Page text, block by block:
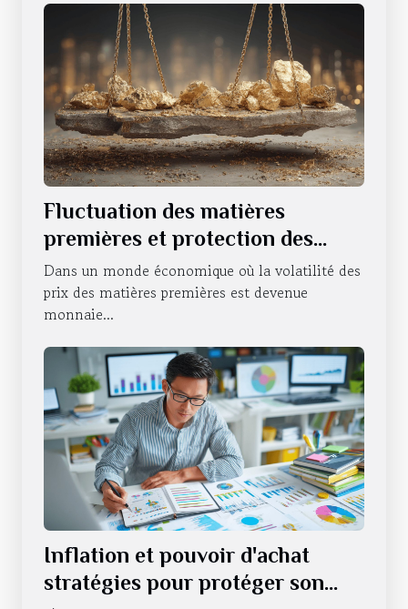
Fluctuation des matières
premières et protection des
investissements Comment se
couvrir contre l'instabilité
Dans un monde économique où la volatilité des
prix des matières premières est devenue
monnaie...
Inflation et pouvoir d'achat
stratégies pour protéger son